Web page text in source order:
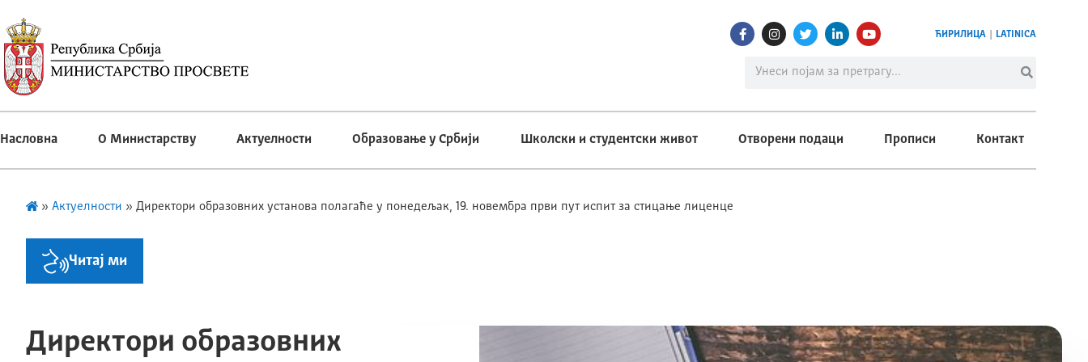
ЋИРИЛИЦА LATINICA
Насловна О Министарству Актуелности Образовање у Србији Школски и студентски живот Отворени подаци Прописи Контакт
» Актуелности » Директори образовних установа полагаће у понедељак, 19. новембра први пут испит за стицање лиценце
Читај ми
Директори образовних